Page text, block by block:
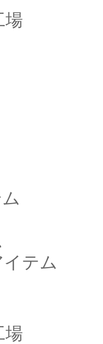
場
テム
場